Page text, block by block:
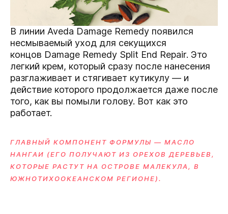
В линии Aveda Damage Remedy появился
несмываемый уход для секущихся
концов Damage Remedy Split End Repair. Это
легкий крем, который сразу после нанесения
разглаживает и стягивает кутикулу — и
действие которого продолжается даже после
того, как вы помыли голову. Вот как это
работает.
ГЛАВНЫЙ КОМПОНЕНТ ФОРМУЛЫ — МАСЛО
НАНГАИ (ЕГО ПОЛУЧАЮТ ИЗ ОРЕХОВ ДЕРЕВЬЕВ,
КОТОРЫЕ РАСТУТ НА ОСТРОВЕ МАЛЕКУЛА, В
ЮЖНОТИХООКЕАНСКОМ РЕГИОНЕ).